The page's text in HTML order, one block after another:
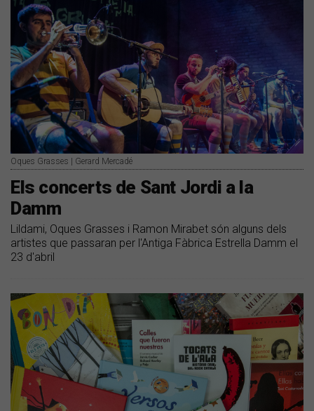
Oques Grasses | Gerard Mercadé
Els concerts de Sant Jordi a la
Damm
Lildami, Oques Grasses i Ramon Mirabet són alguns dels
artistes que passaran per l'Antiga Fàbrica Estrella Damm el
23 d'abril